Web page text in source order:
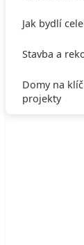
Jak bydlí
Stavba a
Domy na klíč
projekty